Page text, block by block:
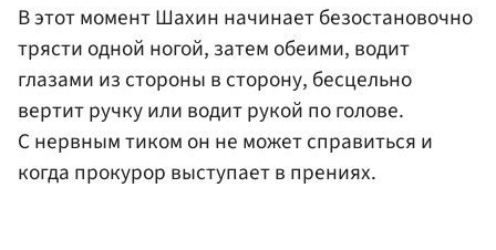
В этот момент Шахин начинает безостановочно
трясти одной ногой, затем обеими, водит
глазами из стороны в сторону, бесцельно
вертит ручку или водит рукой по голове.
С нервным тиком он не может справиться и
когда прокурор выступает в прениях.